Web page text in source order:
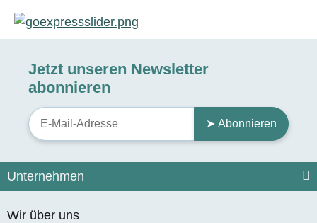
Jetzt unseren Newsletter
abonnieren
➤ Abonnieren
Unternehmen
Wir über uns